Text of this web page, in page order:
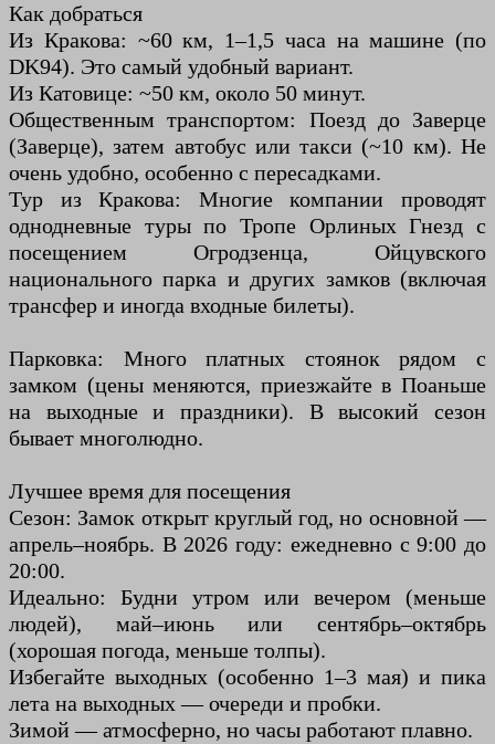
Как добраться
Из Кракова: ~60 км, 1–1,5 часа на машине (по
DK94). Это самый удобный вариант.
Из Катовице: ~50 км, около 50 минут.
Общественным транспортом: Поезд до Заверце
(Заверце), затем автобус или такси (~10 км). Не
очень удобно, особенно с пересадками.
Тур из Кракова: Многие компании проводят
однодневные туры по Тропе Орлиных Гнезд с
посещением Огродзенца, Ойцувского
национального парка и других замков (включая
трансфер и иногда входные билеты).
Парковка: Много платных стоянок рядом с
замком (цены меняются, приезжайте в Поаньше
на выходные и праздники). В высокий сезон
бывает многолюдно.
Лучшее время для посещения
Сезон: Замок открыт круглый год, но основной —
апрель–ноябрь. В 2026 году: ежедневно с 9:00 до
20:00.
Идеально: Будни утром или вечером (меньше
людей), май–июнь или сентябрь–октябрь
(хорошая погода, меньше толпы).
Избегайте выходных (особенно 1–3 мая) и пика
лета на выходных — очереди и пробки.
Зимой — атмосферно, но часы работают плавно.